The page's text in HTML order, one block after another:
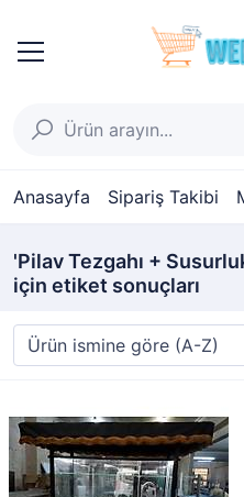
Anasayfa Sipariş Takibi
'Pilav Tezgahı +
için etiket sonuçları